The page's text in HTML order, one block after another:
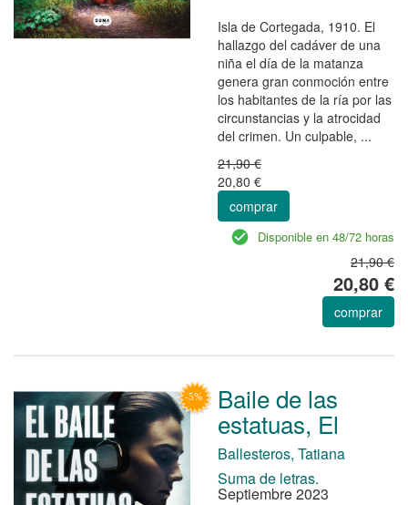
Isla de Cortegada, 1910. El
hallazgo del cadáver de una
niña el día de la matanza
genera gran conmoción entre
los habitantes de la ría por las
circunstancias y la atrocidad
del crimen. Un culpable, ...
21,90 €
20,80 €
comprar
Disponible en 48/72 horas
21,90 €
20,80 €
comprar
Baile de las
estatuas, El
Ballesteros, Tatiana
Suma de letras.
Septiembre 2023